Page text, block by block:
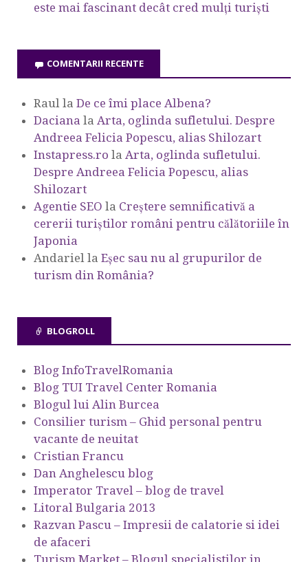
este mai fascinant decât cred mulți turiști
COMENTARII RECENTE
Raul la De ce îmi place Albena?
Daciana la Arta, oglinda sufletului. Despre
Andreea Felicia Popescu, alias Shilozart
Instapress.ro la Arta, oglinda sufletului.
Despre Andreea Felicia Popescu, alias
Shilozart
Agentie SEO la Creștere semnificativă a
cererii turiștilor români pentru călătoriile în
Japonia
Andariel la Eşec sau nu al grupurilor de
turism din România?
BLOGROLL
Blog InfoTravelRomania
Blog TUI Travel Center Romania
Blogul lui Alin Burcea
Consilier turism – Ghid personal pentru
vacante de neuitat
Cristian Francu
Dan Anghelescu blog
Imperator Travel – blog de travel
Litoral Bulgaria 2013
Razvan Pascu – Impresii de calatorie si idei
de afaceri